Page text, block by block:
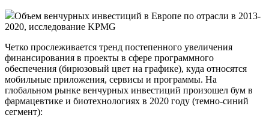
Объем венчурных инвестиций в Европе по отрасли в 2013-
2020, исследование KPMG
Четко прослеживается тренд постепенного увеличения
финансирования в проекты в сфере программного
обеспечения (бирюзовый цвет на графике), куда относятся
мобильные приложения, сервисы и программы. На
глобальном рынке венчурных инвестиций произошел бум в
фармацевтике и биотехнологиях в 2020 году (темно-синий
сегмент):